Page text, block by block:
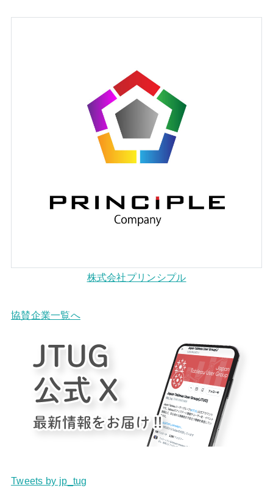
株式会社プリンシプル
協賛企業一覧へ
Tweets by jp_tug